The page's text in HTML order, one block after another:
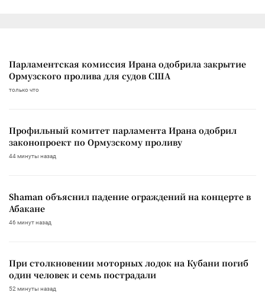
Парламентская комиссия Ирана одобрила закрытие
Ормузского пролива для судов США
только что
Профильный комитет парламента Ирана одобрил
законопроект по Ормузскому проливу
44 минуты назад
Shaman объяснил падение ограждений на концерте в
Абакане
46 минут назад
При столкновении моторных лодок на Кубани погиб
один человек и семь пострадали
52 минуты назад